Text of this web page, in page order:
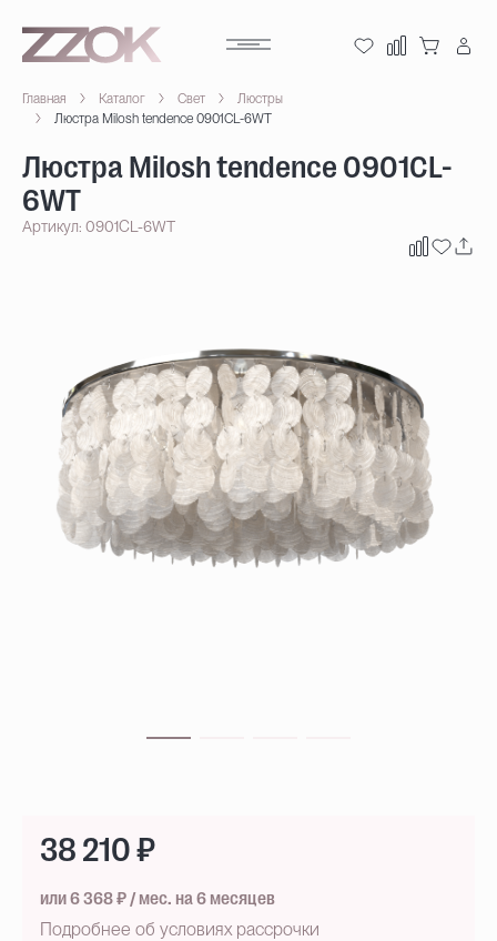
Главная Каталог Свет
Люстры
Люстра Milosh tendence 0901CL-6WT
Люстра Milosh tendence 0901CL-
6WT
Артикул: 0901CL-6WT
38 210 ₽
или 6 368 ₽ / мес. на 6 месяцев
Подробнее об условиях рассрочки